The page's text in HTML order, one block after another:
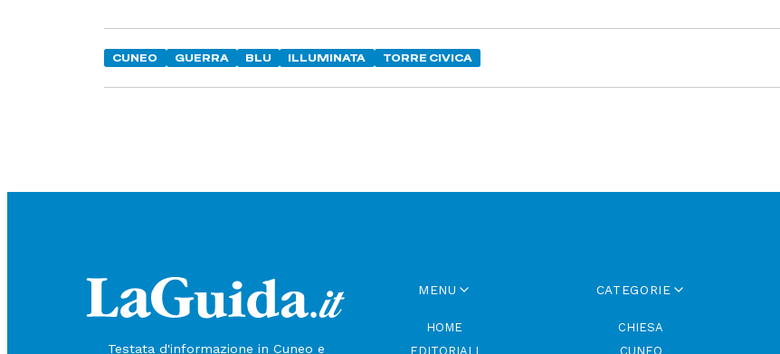
CUNEO GUERRA BLU ILLUMINATA TORRE CIVICA
Testata d'informazione in Cuneo e
MENU
HOME
EDITORIALI
CATEGORIE
CHIESA
CUNEO